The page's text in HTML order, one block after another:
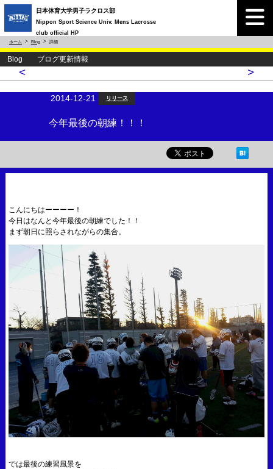
日本体育大学男子ラクロス部
Nippon Sport Science Univ. Mens Lacrosse
club official HP
ホーム Blog 詳細
Blog ブログ更新情報
< >
2014-12-21 リリース
今年最後の朝練！！！
こんにちはーーーー！
今日はなんと今年最後の朝練でした！！
まず朝日に照らされながらの集合。
では最後の練習風景を